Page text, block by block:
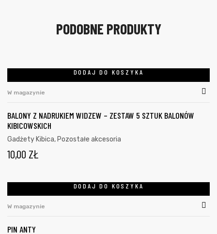
PODOBNE PRODUKTY
DODAJ DO KOSZYKA
W magazynie
BALONY Z NADRUKIEM WIDZEW – ZESTAW 5 SZTUK BALONÓW
KIBICOWSKICH
Gadżety Kibica, Pozostałe akcesoria
10,00 ZŁ
DODAJ DO KOSZYKA
W magazynie
PIN ANTY